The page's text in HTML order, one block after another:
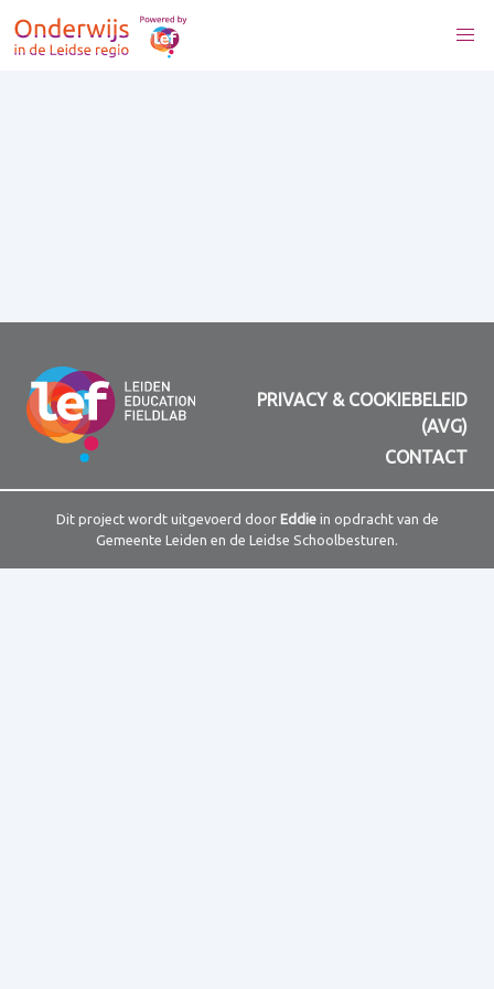
PRIVACY & COOKIEBELEID
(AVG)
CONTACT
Dit project wordt uitgevoerd door Eddiein opdracht van de
Gemeente Leiden en de Leidse Schoolbesturen.